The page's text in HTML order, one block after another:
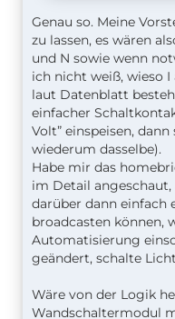
Genau so. Meine
zu lassen, es wären
und N sowie wenn
ich nicht weiß, wieso
laut Datenblatt
einfacher
Volt” einspeisen,
wiederum dasselbe).
Habe mir das
im Detail
darüber dann einfach
broadcasten können,
Automatisierung
geändert, schalte
Wäre von der Logik
Wandschaltermodul